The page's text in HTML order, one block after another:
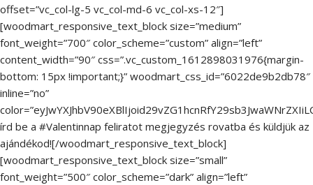
offset=”vc_col-lg-5 vc_col-md-6 vc_col-xs-12″]
[woodmart_responsive_text_block size=”medium”
font_weight=”700″ color_scheme=”custom” align=”left”
content_width=”90″ css=”.vc_custom_1612898031976{margin-
bottom: 15px !important;}” woodmart_css_id=”6022de9b2db78″
inline=”no”
írd be a #Valentinnap feliratot megjegyzés rovatba és küldjük az
ajándékod![/woodmart_responsive_text_block]
[woodmart_responsive_text_block size=”small”
font_weight=”500″ color_scheme=”dark” align=”left”